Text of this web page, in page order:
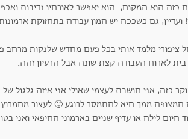
כזה הוא המקום, הוא יאפשר לאורחיו נדיבות
גם כשככה יש המון עבודה בתחזוקת
ציפורי מלמד אותי בכל פעם מחדש שלנקות מרחב
לארוח העבודה קצת שונה אבל הרעיון זהה.
כזה, אני חושבת לעצמי שאולי אני איזה גלגול
המצופה ממך היא להתמסר לרוגע 🙂 לעצור
היום לילה או עדיף שניים בארמוני החיפאי ואני